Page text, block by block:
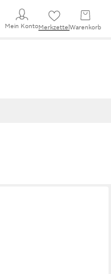
Mein KontoMerkzettel Warenkorb